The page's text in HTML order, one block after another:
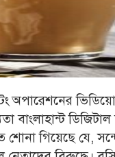
অপারেশনের
বাংলাহান্ট
গিয়েছে যে,